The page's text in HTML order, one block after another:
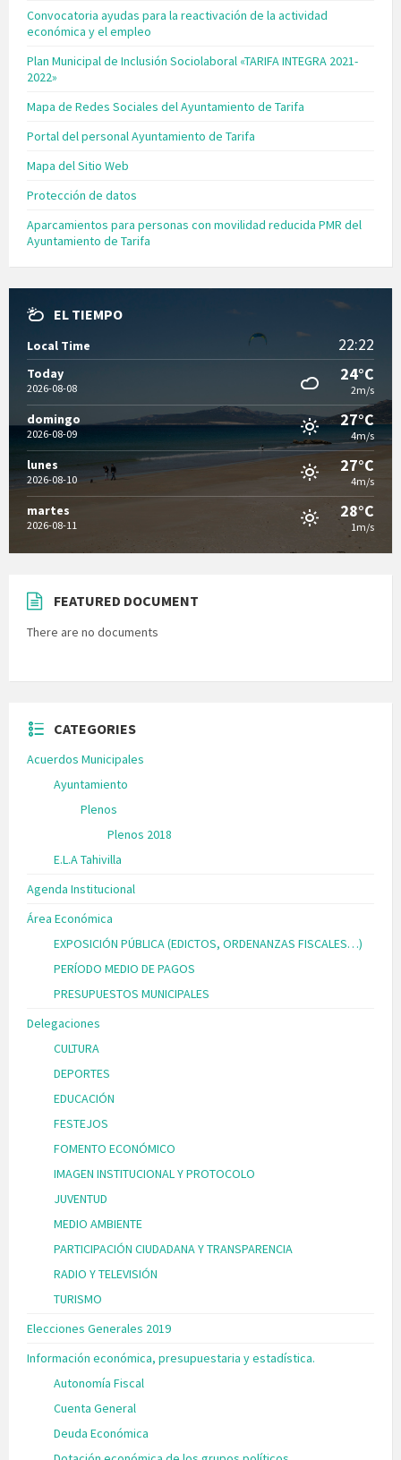
Convocatoria ayudas para la reactivación de la actividad
económica y el empleo
Plan Municipal de Inclusión Sociolaboral «TARIFA INTEGRA 2021-
2022»
Mapa de Redes Sociales del Ayuntamiento de Tarifa
Portal del personal Ayuntamiento de Tarifa
Mapa del Sitio Web
Protección de datos
Aparcamientos para personas con movilidad reducida PMR del
Ayuntamiento de Tarifa
EL TIEMPO
Local Time 22:22
Today
2026-08-08
24°C
2m/s
domingo
2026-08-09
27°C
4m/s
lunes
2026-08-10
27°C
4m/s
martes
2026-08-11
28°C
1m/s
FEATURED DOCUMENT
There are no documents
CATEGORIES
Acuerdos Municipales
Ayuntamiento
Plenos
Plenos 2018
E.L.A Tahivilla
Agenda Institucional
Área Económica
EXPOSICIÓN PÚBLICA (EDICTOS, ORDENANZAS FISCALES…)
PERÍODO MEDIO DE PAGOS
PRESUPUESTOS MUNICIPALES
Delegaciones
CULTURA
DEPORTES
EDUCACIÓN
FESTEJOS
FOMENTO ECONÓMICO
IMAGEN INSTITUCIONAL Y PROTOCOLO
JUVENTUD
MEDIO AMBIENTE
PARTICIPACIÓN CIUDADANA Y TRANSPARENCIA
RADIO Y TELEVISIÓN
TURISMO
Elecciones Generales 2019
Información económica, presupuestaria y estadística.
Autonomía Fiscal
Cuenta General
Deuda Económica